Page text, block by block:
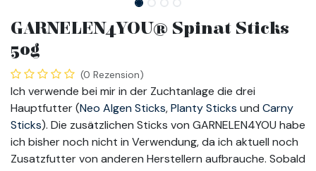
GARNELEN4YOU® Spinat Sticks
50g
(0 Rezension)
Ich verwende bei mir in der Zuchtanlage die drei
Hauptfutter (Neo Algen Sticks,Planty Sticks und Carny
Sticks). Die zusätzlichen Sticks von GARNELEN4YOU habe
ich bisher noch nicht in Verwendung, da ich aktuell noch
Zusatzfutter von anderen Herstellern aufbrauche. Sobald